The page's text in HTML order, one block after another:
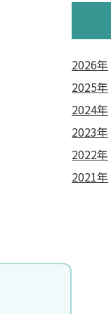
2026年
2025年
2024年
2023年
2022年
2021年